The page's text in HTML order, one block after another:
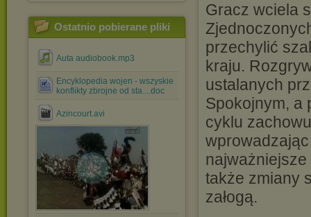
Ostatnio pobierane pliki
Auta audiobook.mp3
Encyklopedia wojen - wszyskie
konflikty zbrojne od sta....doc
Azincourt.avi
Gracz wciela
przechylić
kraju.
ustalanych
Spokojnym, a
cyklu
także zmiany
załogą.